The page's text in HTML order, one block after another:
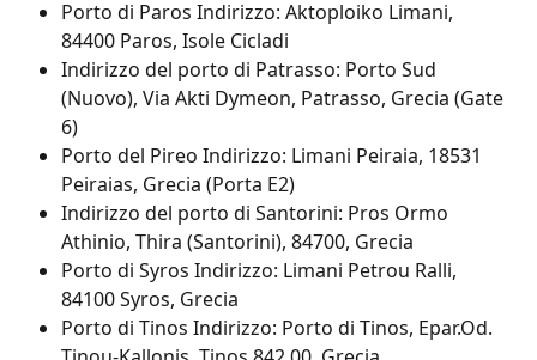
Porto di Paros Indirizzo: Aktoploiko Limani,
84400 Paros, Isole Cicladi
Indirizzo del porto di Patrasso: Porto Sud
(Nuovo), Via Akti Dymeon, Patrasso, Grecia (Gate
6)
Porto del Pireo Indirizzo: Limani Peiraia, 18531
Peiraias, Grecia (Porta E2)
Indirizzo del porto di Santorini: Pros Ormo
Athinio, Thira (Santorini), 84700, Grecia
Porto di Syros Indirizzo: Limani Petrou Ralli,
84100 Syros, Grecia
Porto di Tinos Indirizzo: Porto di Tinos, Epar.Od.